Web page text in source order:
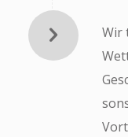
Wir